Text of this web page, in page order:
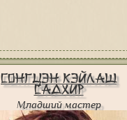
Сонгцэн Кэйлаш
Садхир
Младший мастер